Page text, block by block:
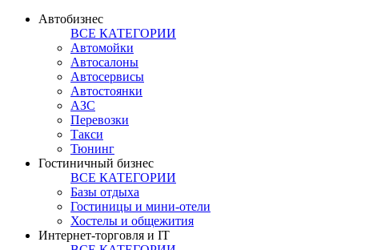
Автобизнес
ВСЕ КАТЕГОРИИ
Автомойки
Автосалоны
Автосервисы
Автостоянки
АЗС
Перевозки
Такси
Тюнинг
Гостиничный бизнес
ВСЕ КАТЕГОРИИ
Базы отдыха
Гостиницы и мини-отели
Хостелы и общежития
Интернет-торговля и IT